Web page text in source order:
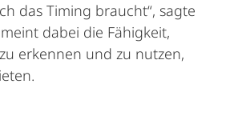
das Timing braucht“, sagte
dabei die Fähigkeit,
erkennen und zu nutzen,